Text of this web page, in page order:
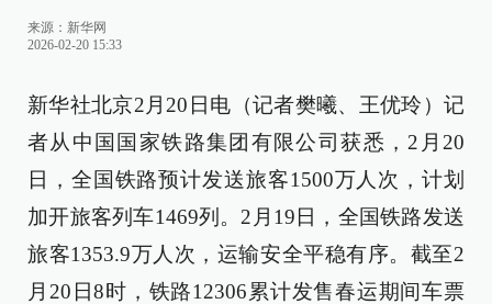
来源： 新华网
2026-02-20 15:33
新华社北京2月20日电（记者樊曦、王优玲）记
者从中国国家铁路集团有限公司获悉，2月20
日，全国铁路预计发送旅客1500万人次，计划
加开旅客列车1469列。2月19日，全国铁路发送
旅客1353.9万人次，运输安全平稳有序。截至2
月20日8时，铁路12306累计发售春运期间车票